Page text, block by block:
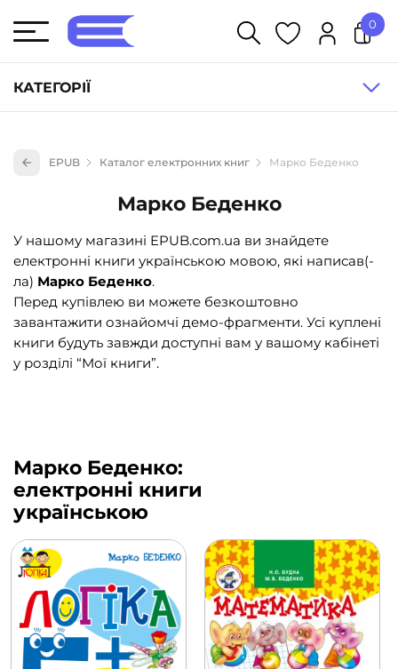
КАТЕГОРІЇ
Книги для дітей (836)
Книги для підлітків (240)
Науково-популярна література (1015)
Навчальна література та посібники (527)
Енциклопедії, довідники, словники (55)
Подарункові сертифікати (1)
0
EPUB Каталог електронних книг Марко Беденко
Марко Беденко
У нашому магазині EPUB.com.ua ви знайдете
електронні книги українською мовою, які написав(-
ла) Марко Беденко.
Перед купівлею ви можете безкоштовно
завантажити ознайомчі демо-фрагменти. Усі куплені
книги будуть завжди доступні вам у вашому кабінеті
у розділі “Мої книги”.
Марко Беденко:
електронні книги
українською